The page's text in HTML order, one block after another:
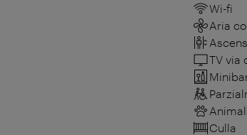
Wi-fi
Aria
TV via
Culla